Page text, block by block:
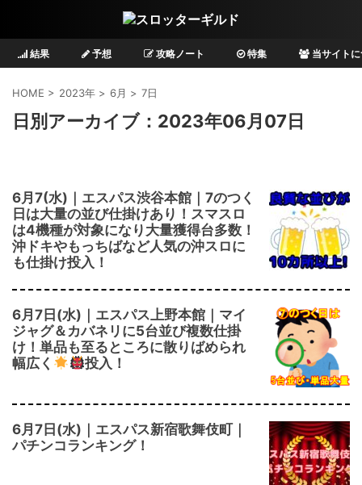
結果 予想 攻略ノート 特集 当サイト
HOME > 2023年 > 6月 > 7日
日別アーカイブ：2023年06月07日
6月7(水)｜エスパス渋谷本館｜7のつく
日は大量の並び仕掛けあり！スマスロ
は4機種が対象になり大量獲得台多数！
沖ドキやもっちばなど人気の沖スロに
も仕掛け投入！
6月7日(水)｜エスパス上野本館｜マイ
ジャグ＆カバネリに5台並び複数仕掛
け！単品も至るところに散りばめられ
幅広く
投入！
6月7日(水)｜エスパス新宿歌舞伎町｜
パチンコランキング！